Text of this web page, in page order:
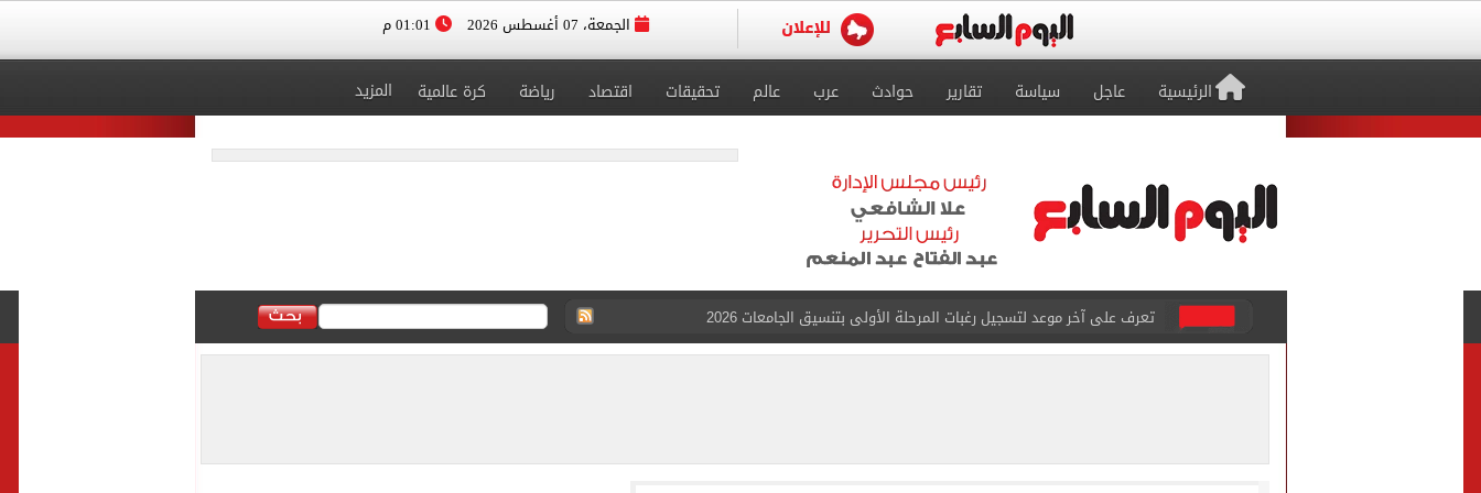
الجمعة، 07 أغسطس 2026
الرئيسية عاجل سياسة تقارير حوادث عرب عالم تحقيقات اقتصاد رياضة كرة عالمية المزيد
متى تنتهى تظلمات الثانوية العامة 2026.. والفترة المتبقية للتقديم إلكترونيا
بيزيرا يتمسك بالرحيل عن الزمالك ويدرس خيارات جديدة رغم رفض النادي بيعه
مكتب التنسيق: إتاحة تعديل الرغبات حتى غلق المرحلة الأولى